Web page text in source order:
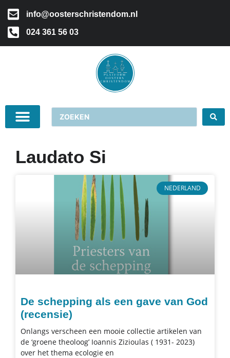
info@oosterschristendom.nl
024 361 56 03
Laudato Si
NEDERLAND
De schepping als een gave van God
(recensie)
Onlangs verscheen een mooie collectie artikelen van
de ‘groene theoloog’ Ioannis Zizioulas ( 1931- 2023)
over het thema ecologie en